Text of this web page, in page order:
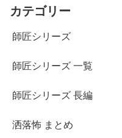
カテゴリー
師匠シリーズ
師匠シリーズ 一覧
師匠シリーズ 長編
洒落怖 まとめ